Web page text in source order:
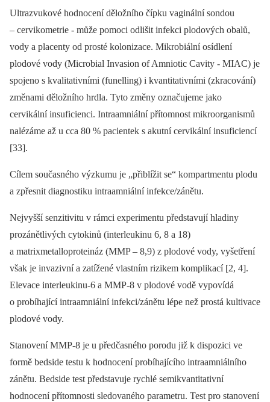
Ultrazvukové hodnocení děložního čípku vaginální sondou
–⁠ cervikometrie -⁠ může pomoci odlišit infekci plodových obalů,
vody a placenty od prosté kolonizace. Mikrobiální osídlení
plodové vody (Microbial Invasion of Amniotic Cavity -⁠ MIAC) je
spojeno s kvalitativními (funelling) i kvantitativními (zkracování)
změnami děložního hrdla. Tyto změny označujeme jako
cervikální insuficienci. Intraamniální přítomnost mikroorganismů
nalézáme až u cca 80 % pacientek s akutní cervikální insuficiencí
[33].
Cílem současného výzkumu je „přiblížit se“ kompartmentu plodu
a zpřesnit diagnostiku intraamniální infekce/zánětu.
Nejvyšší senzitivitu v rámci experimentu představují hladiny
prozánětlivých cytokinů (interleukinu 6, 8 a 18)
a matrixmetalloproteináz (MMP –⁠ 8,9) z plodové vody, vyšetření
však je invazivní a zatížené vlastním rizikem komplikací [2, 4].
Elevace interleukinu-6 a MMP-8 v plodové vodě vypovídá
o probíhající intraamniální infekci/zánětu lépe než prostá kultivace
plodové vody.
Stanovení MMP-8 je u předčasného porodu již k dispozici ve
formě bedside testu k hodnocení probíhajícího intraamniálního
zánětu. Bedside test představuje rychlé semikvantitativní
hodnocení přítomnosti sledovaného parametru. Test pro stanovení